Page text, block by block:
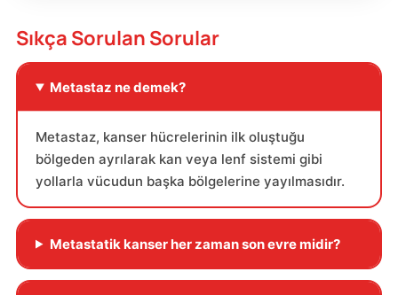
Sıkça Sorulan Sorular
Metastaz ne demek?
Metastaz, kanser hücrelerinin ilk oluştuğu
bölgeden ayrılarak kan veya lenf sistemi gibi
yollarla vücudun başka bölgelerine yayılmasıdır.
Metastatik kanser her zaman son evre midir?